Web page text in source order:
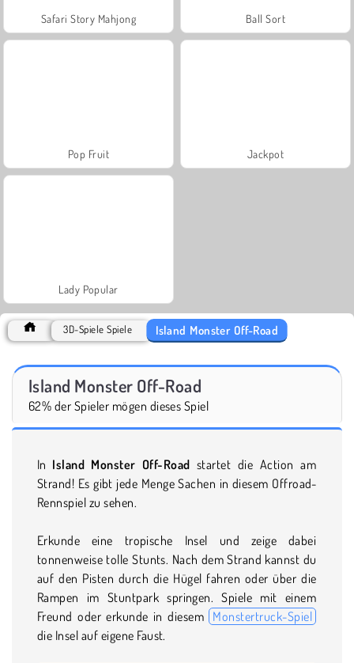
Safari Story Mahjong Ball Sort
Pop Fruit Jackpot
Lady Popular
3D-Spiele Spiele Island Monster Off-Road
Island Monster Off-Road
62% der Spieler mögen dieses Spiel
In Island Monster Off-Road startet die Action am
Strand! Es gibt jede Menge Sachen in diesem Offroad-
Rennspiel zu sehen.
Erkunde eine tropische Insel und zeige dabei
tonnenweise tolle Stunts. Nach dem Strand kannst du
auf den Pisten durch die Hügel fahren oder über die
Rampen im Stuntpark springen. Spiele mit einem
Freund oder erkunde in diesem Monstertruck-Spiel
die Insel auf eigene Faust.